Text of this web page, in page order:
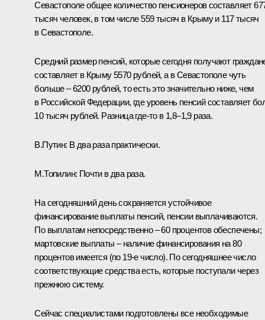
Севастополе общее количество пенсионеров составляет
тысяч человек, в том числе 559 тысяч в Крыму и 117 тысяч
в Севастополе.
Средний размер пенсий, которые сегодня получают
составляет в Крыму 5570 рублей, а в Севастополе чуть
больше – 6200 рублей, то есть это значительно ниже, чем
в Российской Федерации, где уровень пенсий составляет
10 тысяч рублей. Разница где‑то в 1,8–1,9 раза.
В.Путин: В два раза практически.
М.Топилин: Почти в два раза.
На сегодняшний день сохраняется устойчивое
финансирование выплаты пенсий, пенсии выплачиваются.
По выплатам непосредственно – 60 процентов обеспечены;
мартовские выплаты – наличие финансирования на 80
процентов имеется (по 19-е число). По сегодняшнее число
соответствующие средства есть, которые поступали через
прежнюю систему.
Сейчас специалистами подготовлены все необходимые